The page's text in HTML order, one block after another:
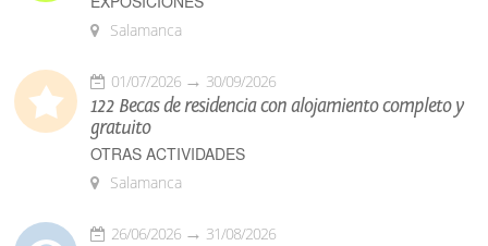
Salamanca
01/07/2026 30/09/2026
122 Becas de residencia con alojamiento completo y
gratuito
OTRAS ACTIVIDADES
Salamanca
26/06/2026 31/08/2026